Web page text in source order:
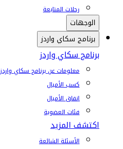
رحلات المتابعة
الوجهات
برنامج سكاي واردز
برنامج سكاي واردز
معلومات عن برنامج سكاي واردز
كسب الأميال
إنفاق الأميال
فئات العضوية
اكتشف المزيد
الأسئلة الشائعة